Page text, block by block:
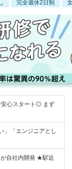
完全週休2日制
安心スタート◎ まず
」「エンジニアとし
自社内開発 ★駅近